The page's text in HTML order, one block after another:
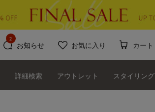
お知らせ
2
お気に入り カート
詳細検索 アウトレット スタイリング